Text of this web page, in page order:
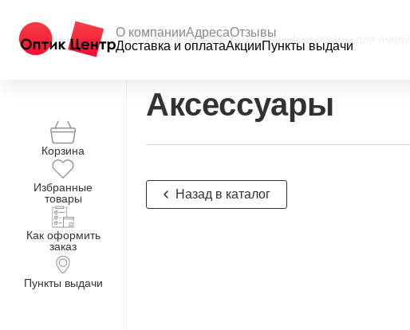
О компанииАдресаОтзывы
Доставка и оплатаАкцииПункты выдачи
Корзина
Избранные
товары
Как оформить
заказ
Пункты выдачи
Главная Интернет-магазин
Аксессуары
Назад в каталог